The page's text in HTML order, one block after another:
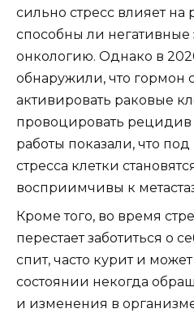
сильно стресс влияет на
способны ли
онкологию. Однако в
обнаружили, что гормон
активировать раковые
провоцировать рецидив
работы показали, что
стресса клетки
восприимчивы к
Кроме того, во время
перестает заботиться о
спит, часто курит и
состоянии некогда
и изменения в